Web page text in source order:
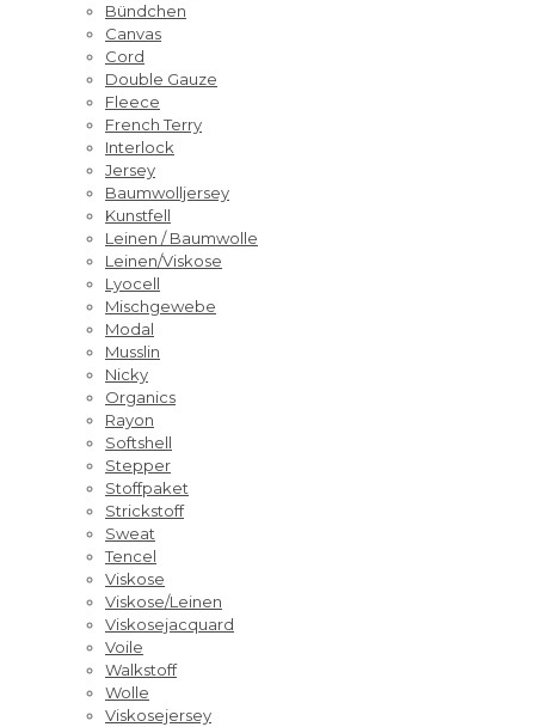
Bündchen
Canvas
Cord
Double Gauze
Fleece
French Terry
Interlock
Jersey
Baumwolljersey
Kunstfell
Leinen / Baumwolle
Leinen/Viskose
Lyocell
Mischgewebe
Modal
Musslin
Nicky
Organics
Rayon
Softshell
Stepper
Stoffpaket
Strickstoff
Sweat
Tencel
Viskose
Viskose/Leinen
Viskosejacquard
Voile
Walkstoff
Wolle
Viskosejersey